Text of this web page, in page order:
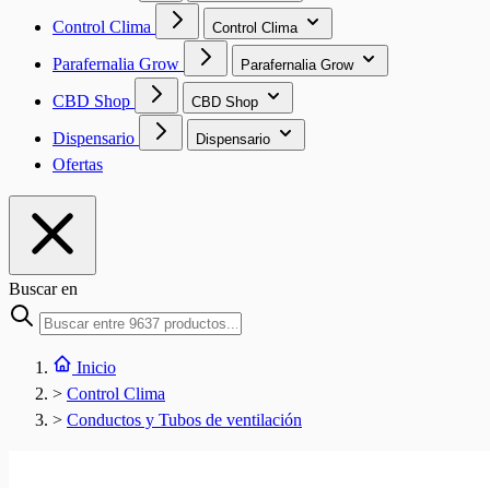
Control Clima Control Clima
Parafernalia Grow Parafernalia Grow
CBD Shop CBD Shop
Dispensario Dispensario
Ofertas
Buscar en
Inicio
> Control Clima
> Conductos y Tubos de ventilación